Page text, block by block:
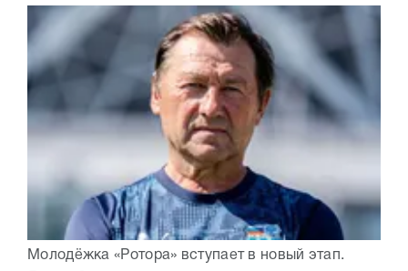
Молодёжка «Ротора» вступает в новый этап.